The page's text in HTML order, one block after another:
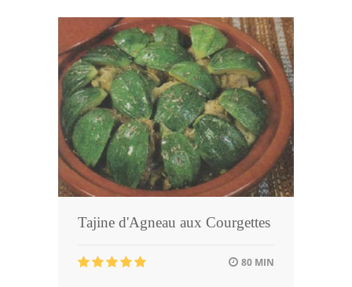
Tajine d'Agneau aux Courgettes
80 MIN